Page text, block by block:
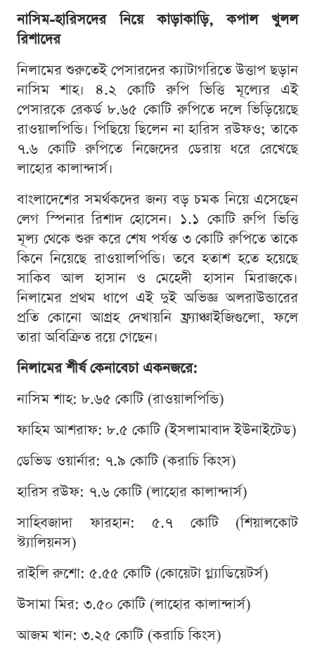
নাসিম-হারিসদের নিয়ে কাড়াকাড়ি, কপাল খুলল
রিশাদের
নিলামের শুরুতেই পেসারদের ক্যাটাগরিতে উত্তাপ ছড়ান
নাসিম শাহ। ৪.২ কোটি রুপি ভিত্তি মূল্যের এই
পেসারকে রেকর্ড ৮.৬৫ কোটি রুপিতে দলে ভিড়িয়েছে
রাওয়ালপিন্ডি। পিছিয়ে ছিলেন না হারিস রউফও; তাকে
৭.৬ কোটি রুপিতে নিজেদের ডেরায় ধরে রেখেছে
লাহোর কালান্দার্স।
বাংলাদেশের সমর্থকদের জন্য বড় চমক নিয়ে এসেছেন
লেগ স্পিনার রিশাদ হোসেন। ১.১ কোটি রুপি ভিত্তি
মূল্য থেকে শুরু করে শেষ পর্যন্ত ৩ কোটি রুপিতে তাকে
কিনে নিয়েছে রাওয়ালপিন্ডি। তবে হতাশ হতে হয়েছে
সাকিব আল হাসান ও মেহেদী হাসান মিরাজকে।
নিলামের প্রথম ধাপে এই দুই অভিজ্ঞ অলরাউন্ডারের
প্রতি কোনো আগ্রহ দেখায়নি ফ্র্যাঞ্চাইজিগুলো, ফলে
তারা অবিক্রিত রয়ে গেছেন।
নিলামের শীর্ষ কেনাবেচা একনজরে:
নাসিম শাহ: ৮.৬৫ কোটি (রাওয়ালপিন্ডি)
ফাহিম আশরাফ: ৮.৫ কোটি (ইসলামাবাদ ইউনাইটেড)
ডেভিড ওয়ার্নার: ৭.৯ কোটি (করাচি কিংস)
হারিস রউফ: ৭.৬ কোটি (লাহোর কালান্দার্স)
সাহিবজাদা ফারহান: ৫.৭ কোটি (শিয়ালকোট
স্ট্যালিয়নস)
রাইলি রুশো: ৫.৫৫ কোটি (কোয়েটা গ্ল্যাডিয়েটর্স)
উসামা মির: ৩.৫০ কোটি (লাহোর কালান্দার্স)
আজম খান: ৩.২৫ কোটি (করাচি কিংস)